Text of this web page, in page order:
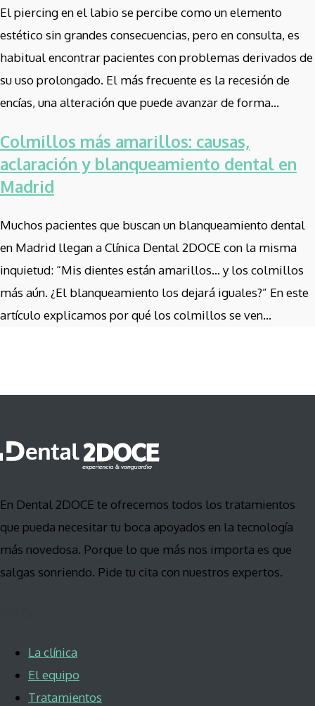
El piercing en el labio se percibe como un elemento
estético sin grandes consecuencias, pero en consulta, es
habitual encontrar pacientes con problemas derivados de
su uso prolongado. El más frecuente es la recesión de
encías, una alteración que puede avanzar de forma...
Colmillos más amarillos: causas,
aclaración y blanqueamiento dental en
Madrid
Muchos pacientes que buscan un blanqueamiento dental
en Madrid llegan a Clínica Dental 2DOCE con la misma
inquietud: “Mis dientes están amarillos… y los colmillos
más aún. ¿El blanqueamiento los dejará iguales?” En este
artículo explicamos por qué los colmillos se ven...
En Dental 2DOCE te ofrecemos todos los tratamientos
que pueda necesitar tu boca apoyados en la tecnología
más novedosa. Porque lo que más nos importa es que
salgas sonriendo. Pide tu cita con nuestros expertos.
La clínica
El equipo
Tratamientos